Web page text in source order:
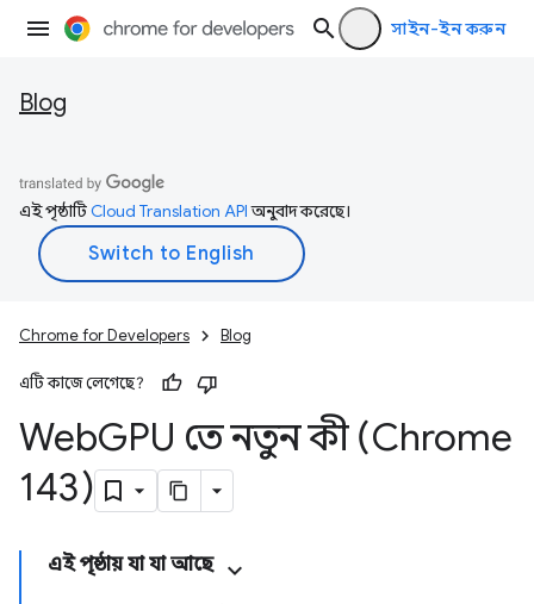
সাইন-ইন করুন
Blog
এই পৃষ্ঠাটিCloud Translation APIঅনুবাদ করেছে।
Chrome for Developers Blog
এটি কাজে লেগেছে?
WebGPU তে নতুন কী (Chrome
143)
এই পৃষ্ঠায় যা যা আছে